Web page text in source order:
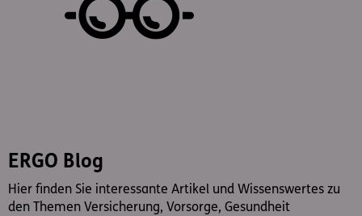
ERGO Blog
Hier finden Sie interessante Artikel und Wissenswertes zu
den Themen Versicherung, Vorsorge, Gesundheit